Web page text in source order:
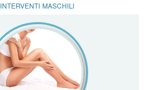
INTERVENTI MASCHILI